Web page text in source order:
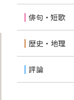
俳句・短歌
歴史・地理
評論